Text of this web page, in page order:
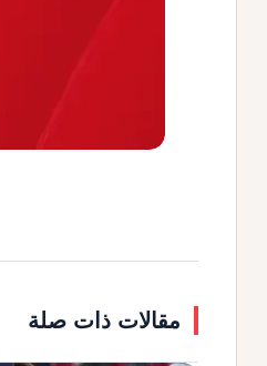
مقالات ذات صلة